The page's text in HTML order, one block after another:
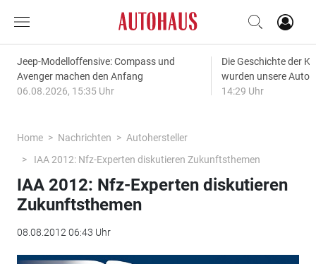
Jeep-Modelloffensive: Compass und
Avenger machen den Anfang
06.08.2026, 15:35 Uhr
Die Geschichte der
wurden unsere
14:29 Uhr
Home Nachrichten
Autohersteller
IAA 2012: Nfz-Experten diskutieren Zukunftsthemen
IAA 2012: Nfz-Experten diskutieren
Zukunftsthemen
08.08.2012 06:43 Uhr